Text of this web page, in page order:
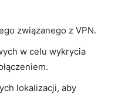
związanego z VPN.
w ⁤celu wykrycia
lokalizacji, aby‍